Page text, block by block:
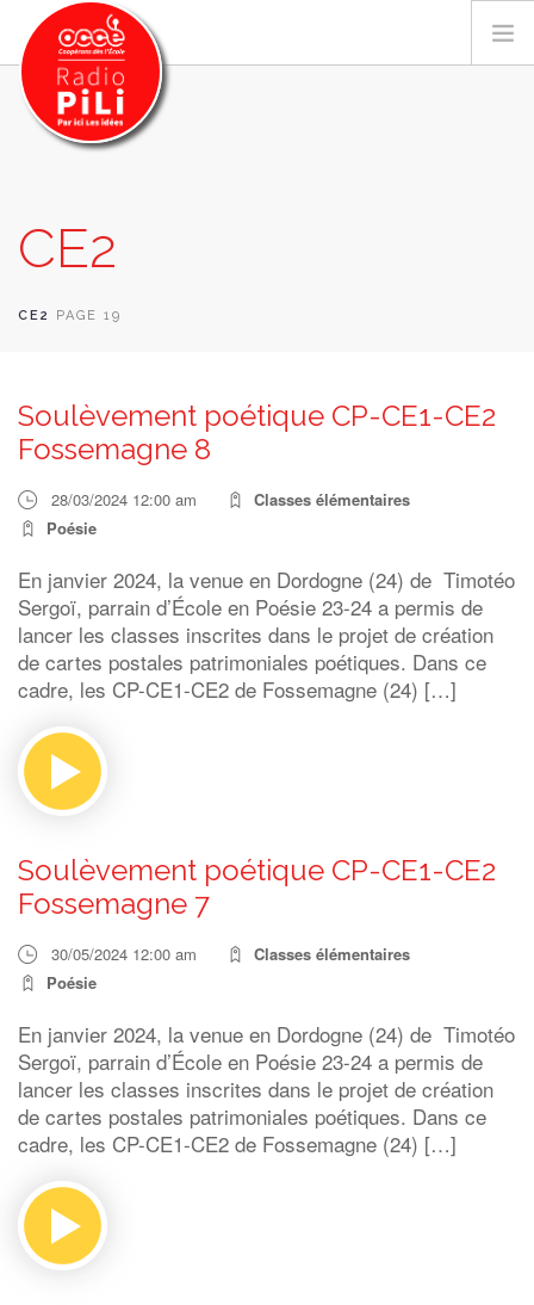
GRILLE DES PROGRAMMES
EMISSIONS / PODCASTS
RECHERCHER
CE2
CE2 PAGE 19
Soulèvement poétique CP-CE1-CE2
Fossemagne 8
28/03/2024 12:00 am
Classes élémentaires
Poésie
En janvier 2024, la venue en Dordogne (24) de Timotéo
Sergoï, parrain d’École en Poésie 23-24 a permis de
lancer les classes inscrites dans le projet de création
de cartes postales patrimoniales poétiques. Dans ce
cadre, les CP-CE1-CE2 de Fossemagne (24) […]
Soulèvement poétique CP-CE1-CE2
Fossemagne 7
30/05/2024 12:00 am
Classes élémentaires
Poésie
En janvier 2024, la venue en Dordogne (24) de Timotéo
Sergoï, parrain d’École en Poésie 23-24 a permis de
lancer les classes inscrites dans le projet de création
de cartes postales patrimoniales poétiques. Dans ce
cadre, les CP-CE1-CE2 de Fossemagne (24) […]